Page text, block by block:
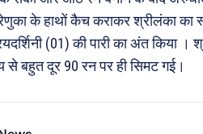
के हाथों कैच कराकर श्रीलंका का
(01) की पारी का अंत किया
से बहुत दूर 90 रन पर ही सिमट गई।